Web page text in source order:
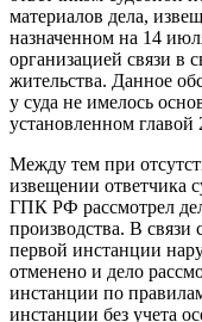
материалов дела,
назначенном на 14
организацией связи в
жительства. Данное
у суда не имелось
установленном
Между тем при
извещении ответчика
ГПК РФ рассмотрел
производства. В
первой инстанции
отменено и дело
инстанции по
инстанции без учета